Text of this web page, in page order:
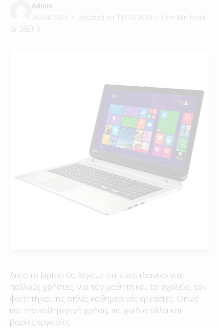
Admin
26/04/2023
Updated on 11/10/2023
One Min Read
38
0
Αυτο το laptop θα λέγαμε ότι είναι ιδανικό για
πολλούς χρήστες, για τον μαθητή και το σχολείο, τον
φοιτητή και τις απλές καθημερινές εργασίες. Όπως
και την καθημερινή χρήση, παιχνίδια αλλα και
βαρίες εργασίες.